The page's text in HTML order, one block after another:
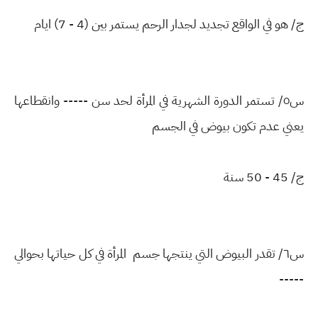
ج/ هو في الواقع تجديد لجدار الرحم يستمر بين (4 - 7) ايام
س٥/ تستمر الدورة الشهرية في المرأة لحد سن ----- وانقطاعها
يعني عدم تكون بيوض في الجسم
ج/ 45 - 50 سنة
س٦/ تقدر البيوض التي ينتجها جسم المرأة في كل حياتها بحوالي
-----